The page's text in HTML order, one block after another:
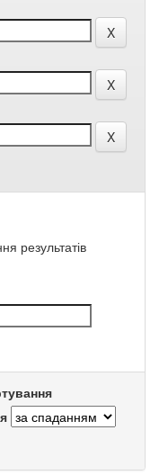
результатів